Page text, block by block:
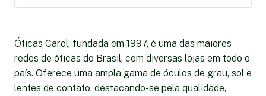
Óticas Carol, fundada em 1997, é uma das maiores
redes de óticas do Brasil, com diversas lojas em todo o
país. Oferece uma ampla gama de óculos de grau, sol e
lentes de contato, destacando-se pela qualidade,